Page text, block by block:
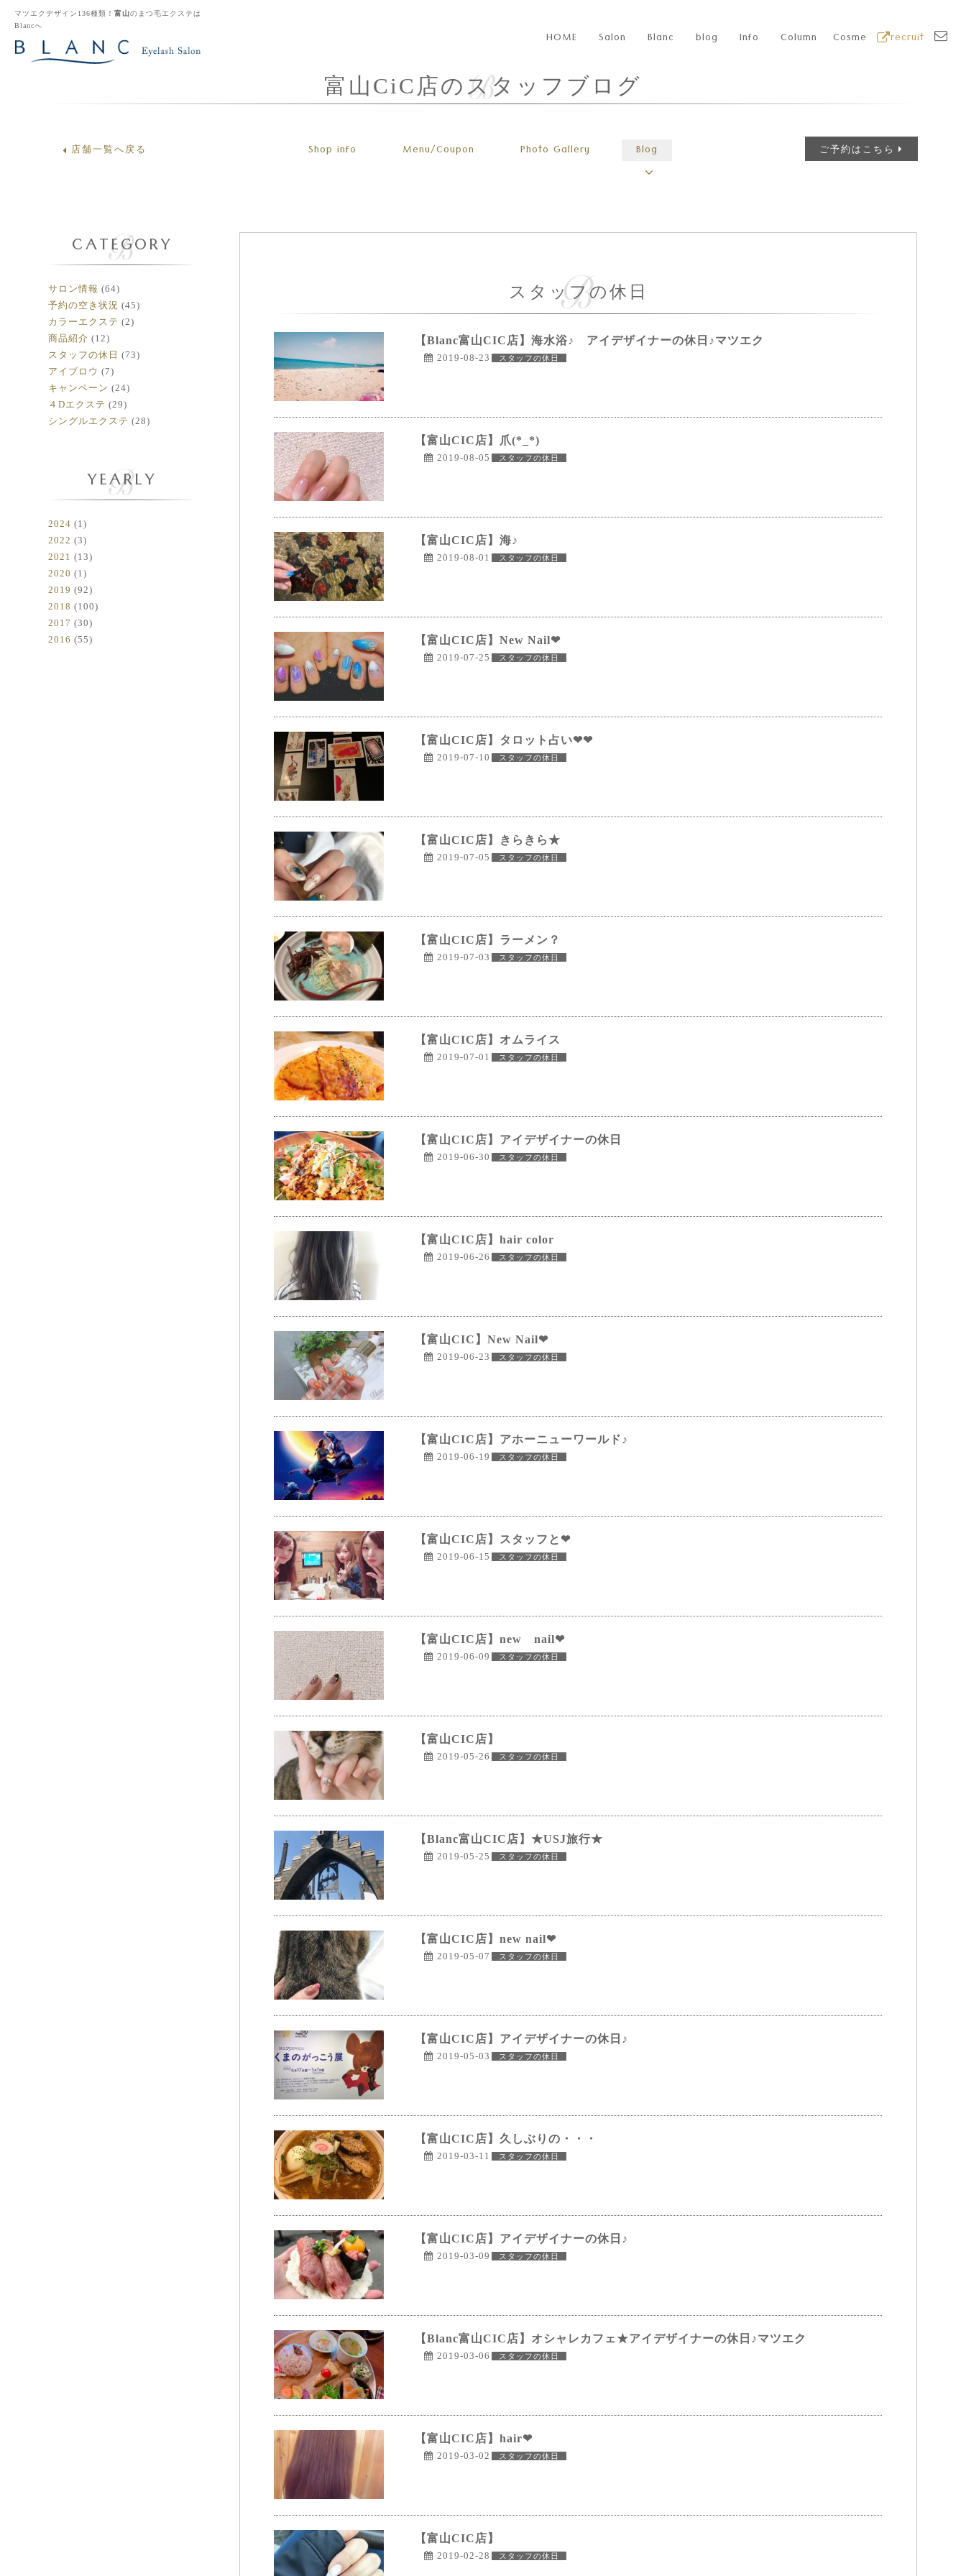
マツエクデザイン136種類！ 富山のまつ毛エクステは
Blancへ
HOME Salon Blanc blog Info Column Cosme recruit
富山CiC店のスタッフブログ
ご予約はこちら
店舗一覧へ戻る Shop info Menu/Coupon Photo Gallery Blog
CATEGORY
サロン情報 (64)
予約の空き状況 (45)
カラーエクステ (2)
商品紹介 (12)
スタッフの休日 (73)
アイブロウ (7)
キャンペーン (24)
４Dエクステ (29)
シングルエクステ (28)
YEARLY
2024 (1)
2022 (3)
2021 (13)
2020 (1)
2019 (92)
2018 (100)
2017 (30)
2016 (55)
スタッフの休日
【Blanc富山CIC店】海水浴♪ アイデザイナーの休日♪マツエク
2019-08-23 スタッフの休日
【富山CIC店】爪(*_*)
2019-08-05 スタッフの休日
【富山CIC店】海♪
2019-08-01 スタッフの休日
【富山CIC店】New Nail❤
2019-07-25 スタッフの休日
【富山CIC店】タロット占い❤❤
2019-07-10 スタッフの休日
【富山CIC店】きらきら★
2019-07-05 スタッフの休日
【富山CIC店】ラーメン？
2019-07-03 スタッフの休日
【富山CIC店】オムライス
2019-07-01 スタッフの休日
【富山CIC店】アイデザイナーの休日
2019-06-30 スタッフの休日
【富山CIC店】hair color
2019-06-26 スタッフの休日
【富山CIC】New Nail❤
2019-06-23 スタッフの休日
【富山CIC店】アホーニューワールド♪
2019-06-19 スタッフの休日
【富山CIC店】スタッフと❤
2019-06-15 スタッフの休日
【富山CIC店】new nail❤
2019-06-09 スタッフの休日
【富山CIC店】
2019-05-26 スタッフの休日
【Blanc富山CIC店】★USJ旅行★
2019-05-25 スタッフの休日
【富山CIC店】new nail❤
2019-05-07 スタッフの休日
【富山CIC店】アイデザイナーの休日♪
2019-05-03 スタッフの休日
【富山CIC店】久しぶりの・・・
2019-03-11 スタッフの休日
【富山CIC店】アイデザイナーの休日♪
2019-03-09 スタッフの休日
【Blanc富山CIC店】オシャレカフェ★アイデザイナーの休日♪マツエク
2019-03-06 スタッフの休日
【富山CIC店】hair❤
2019-03-02 スタッフの休日
【富山CIC店】
2019-02-28 スタッフの休日